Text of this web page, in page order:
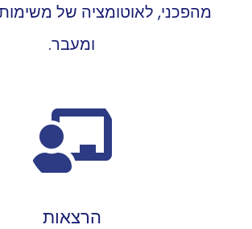
מהפכני, לאוטומציה של
ומעבר.
הרצאות